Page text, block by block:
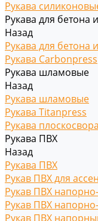
Рукава
Рукава для бетона
Назад
Рукава для бетона
Рукава Carbonpress
Рукава шламовые
Назад
Рукава шламовые
Рукава Titanpress
Рукава
Рукава ПВХ
Назад
Рукава ПВХ
Рукав ПВХ для
Рукав ПВХ
Рукав ПВХ
Рукав ПВХ